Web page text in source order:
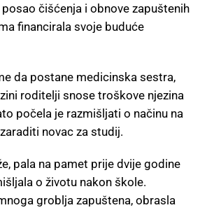
čišćenja i obnove zapuštenih
financirala svoje buduće
da postane medicinska sestra,
roditelji snose troškove njezina
počela je razmišljati o načinu na
novac za studij.
pala na pamet prije dvije godine
o životu nakon škole.
groblja zapuštena, obrasla